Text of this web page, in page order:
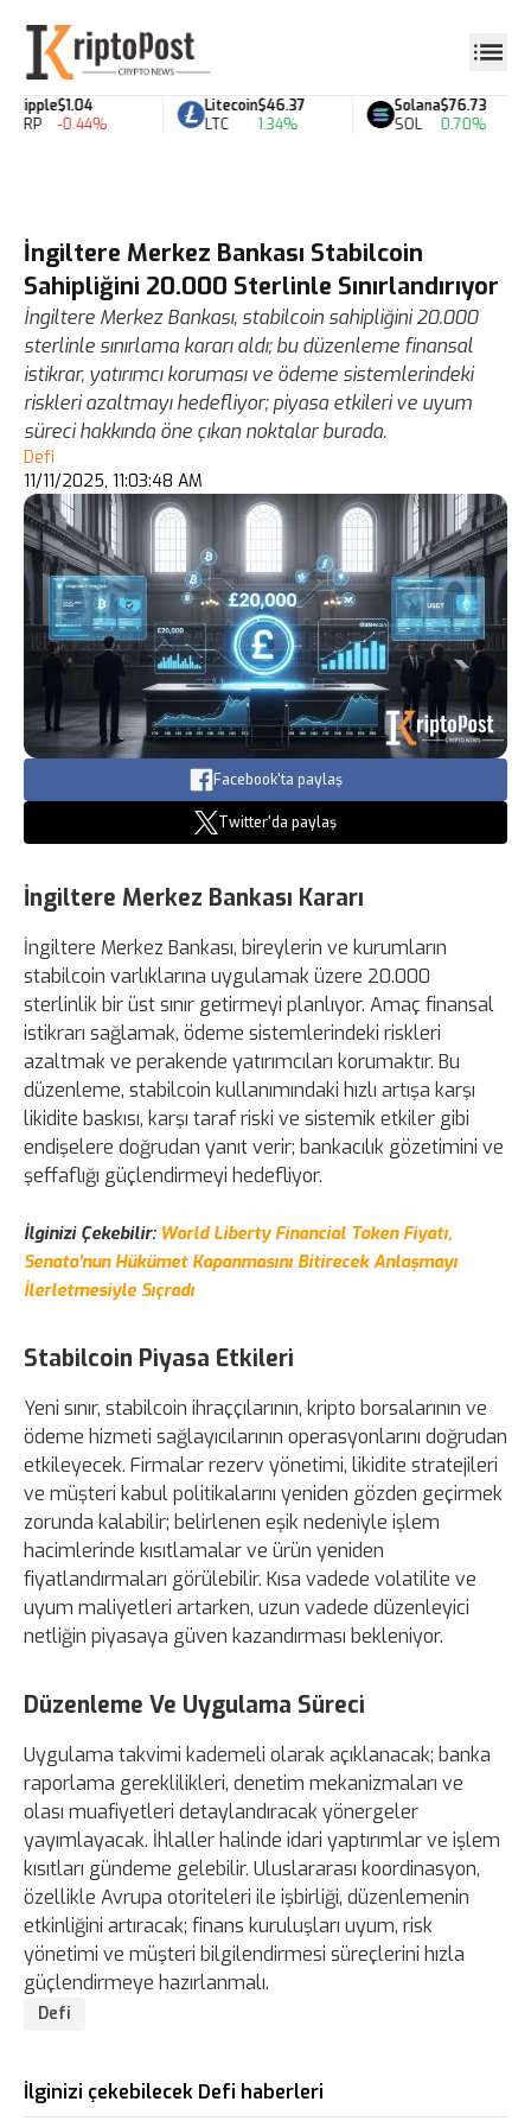
Ripple
XRP
$1.04
-0.44%
Litecoin
LTC
$46.37
1.34%
Solana
SOL
$76.73
0.70%
İngiltere Merkez Bankası Stabilcoin
Sahipliğini 20.000 Sterlinle Sınırlandırıyor
İngiltere Merkez Bankası, stabilcoin sahipliğini 20.000
sterlinle sınırlama kararı aldı; bu düzenleme finansal
istikrar, yatırımcı koruması ve ödeme sistemlerindeki
riskleri azaltmayı hedefliyor; piyasa etkileri ve uyum
süreci hakkında öne çıkan noktalar burada.
Defi
11/11/2025, 11:03:48 AM
Facebook'ta paylaş
Twitter'da paylaş
İngiltere Merkez Bankası Kararı
İngiltere Merkez Bankası, bireylerin ve kurumların
stabilcoin varlıklarına uygulamak üzere 20.000
sterlinlik bir üst sınır getirmeyi planlıyor. Amaç finansal
istikrarı sağlamak, ödeme sistemlerindeki riskleri
azaltmak ve perakende yatırımcıları korumaktır. Bu
düzenleme, stabilcoin kullanımındaki hızlı artışa karşı
likidite baskısı, karşı taraf riski ve sistemik etkiler gibi
endişelere doğrudan yanıt verir; bankacılık gözetimini ve
şeffaflığı güçlendirmeyi hedefliyor.
İlginizi Çekebilir: World Liberty Financial Token Fiyatı,
Senato'nun Hükümet Kapanmasını Bitirecek Anlaşmayı
İlerletmesiyle Sıçradı
Stabilcoin Piyasa Etkileri
Yeni sınır, stabilcoin ihraççılarının, kripto borsalarının ve
ödeme hizmeti sağlayıcılarının operasyonlarını doğrudan
etkileyecek. Firmalar rezerv yönetimi, likidite stratejileri
ve müşteri kabul politikalarını yeniden gözden geçirmek
zorunda kalabilir; belirlenen eşik nedeniyle işlem
hacimlerinde kısıtlamalar ve ürün yeniden
fiyatlandırmaları görülebilir. Kısa vadede volatilite ve
uyum maliyetleri artarken, uzun vadede düzenleyici
netliğin piyasaya güven kazandırması bekleniyor.
Düzenleme Ve Uygulama Süreci
Uygulama takvimi kademeli olarak açıklanacak; banka
raporlama gereklilikleri, denetim mekanizmaları ve
olası muafiyetleri detaylandıracak yönergeler
yayımlayacak. İhlaller halinde idari yaptırımlar ve işlem
kısıtları gündeme gelebilir. Uluslararası koordinasyon,
özellikle Avrupa otoriteleri ile işbirliği, düzenlemenin
etkinliğini artıracak; finans kuruluşları uyum, risk
yönetimi ve müşteri bilgilendirmesi süreçlerini hızla
güçlendirmeye hazırlanmalı.
Defi
İlginizi çekebilecek Defi haberleri